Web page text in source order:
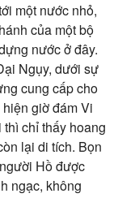
một nước nhỏ,
của một bộ
nước ở đây.
Ngụy, dưới sự
cung cấp cho
giờ đám Vi
chỉ thấy hoang
lại di tích. Bọn
Hồ được
ngạc, không